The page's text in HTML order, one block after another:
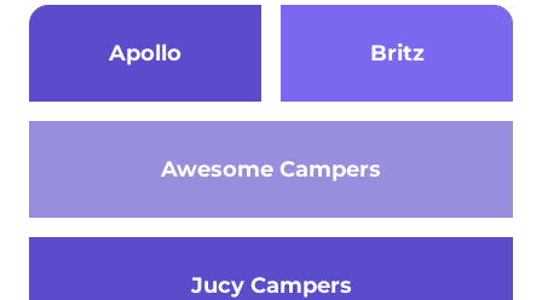
Apollo
Awesome Campers
Britz
Jucy Campers